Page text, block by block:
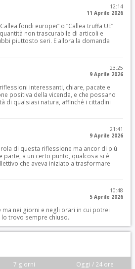
12:14
11 Aprile 2026
fondi europei” o “Callea truffa UE”
non trascurabile di articoli e
piuttosto seri. E allora la domanda
23:25
9 Aprile 2026
interessanti, chiare, pacate e
positiva della vicenda, e che possano
di qualsiasi natura, affinché i cittadini
21:41
9 Aprile 2026
di questa riflessione ma ancor di più
parte, a un certo punto, qualcosa si è
che aveva iniziato a trasformare
10:48
5 Aprile 2026
ma nei giorni e negli orari in cui potrei
trovo sempre chiuso..
7 giorni Oggi / 24 ore